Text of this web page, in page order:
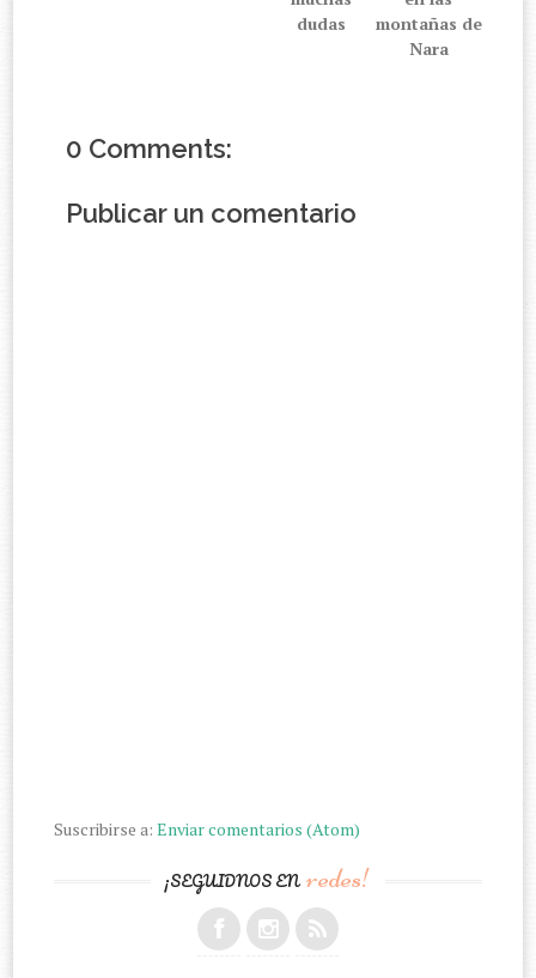
dudas
montañas de
Nara
0 Comments:
Publicar un comentario
Suscribirse a:Enviar comentarios (Atom)
¡SEGUIDNOS ENredes!